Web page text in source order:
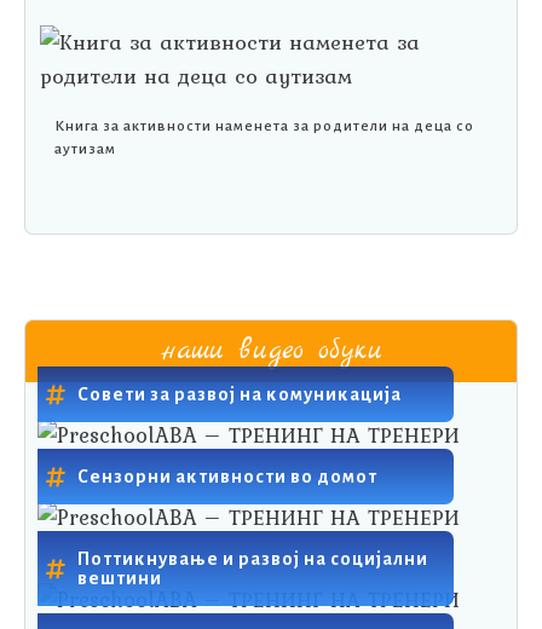
Книга за активности наменета за родители на деца со
аутизам
наши видео обуки
Совети за развој на комуникација
Сензорни активности во домот
Поттикнување и развој на социјални
вештини